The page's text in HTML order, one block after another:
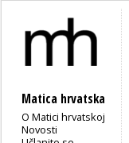
Matica hrvatska
O Matici hrvatskoj
Novosti